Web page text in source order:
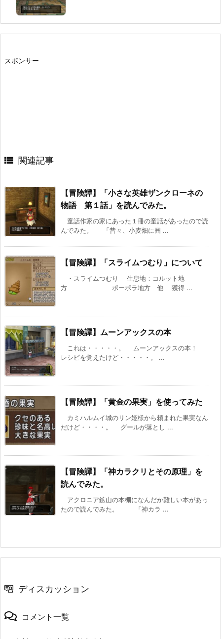
スポンサー
 関連記事
【冒険譚】「小さな英雄ザンクローネの
物語 第１話」を読んでみた。
童話作家の家にあった１冊の童話があったので読
んでみた。 「昔々、小麦畑に囲 ...
【冒険譚】「スライムつむり」について
・スライムつむり 生息地：コルット地
方 ポーポラ地方 他 獲得 ...
【冒険譚】ムーンアックスの本
これは・・・・・。 ムーンアックスの本！
レシピを覚えたけど・・・・・。 ...
【冒険譚】「黄金の果実」を使ってみた
カミハルムイ城のリン姫様から頼まれた果実なん
だけど・・・・。 グールが落とし ...
【冒険譚】「神カラクリとその原理」を
読んでみた。
アクロニア鉱山の本棚になんだか難しい本があっ
たので読んでみた。 「神カラ ...
ディスカッション
コメント一覧